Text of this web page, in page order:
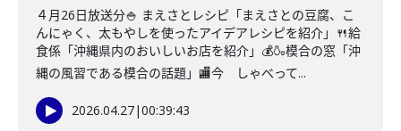
４月26日放送分🍚 まえさとレシピ「まえさとの豆腐、こ
んにゃく、太もやしを使ったアイデアレシピを紹介」🍴給
食係「沖縄県内のおいしいお店を紹介」💰🍶模合の窓「沖
縄の風習である模合の話題」🏬今 しゃべって...
2026.04.27|00:39:43